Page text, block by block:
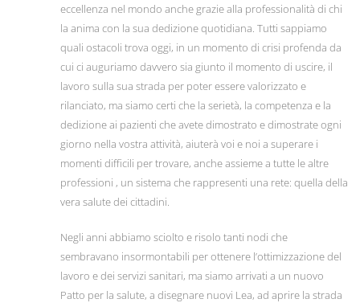
eccellenza nel mondo anche grazie alla professionalità di chi
la anima con la sua dedizione quotidiana. Tutti sappiamo
quali ostacoli trova oggi, in un momento di crisi profenda da
cui ci auguriamo davvero sia giunto il momento di uscire, il
lavoro sulla sua strada per poter essere valorizzato e
rilanciato, ma siamo certi che la serietà, la competenza e la
dedizione ai pazienti che avete dimostrato e dimostrate ogni
giorno nella vostra attività, aiuterà voi e noi a superare i
momenti difficili per trovare, anche assieme a tutte le altre
professioni , un sistema che rappresenti una rete: quella della
vera salute dei cittadini.
Negli anni abbiamo sciolto e risolo tanti nodi che
sembravano insormontabili per ottenere l’ottimizzazione del
lavoro e dei servizi sanitari, ma siamo arrivati a un nuovo
Patto per la salute, a disegnare nuovi Lea, ad aprire la strada